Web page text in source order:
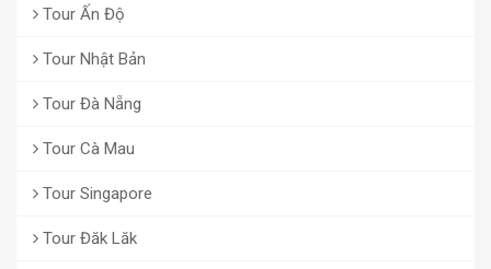
Tour Ấn Độ
Tour Nhật Bản
Tour Đà Nẵng
Tour Cà Mau
Tour Singapore
Tour Đăk Lăk